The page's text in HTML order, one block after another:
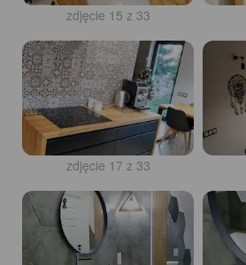
zdjęcie 15 z 33
zdjęcie 17 z 33